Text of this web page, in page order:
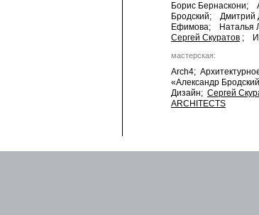
Борис Бернаскони;
Бродский;
Ефимова; Наталья
Сергей Скуратов ;
мастерская:
Arch4;
«Александр
Дизайн; Сергей
ARCHITECTS